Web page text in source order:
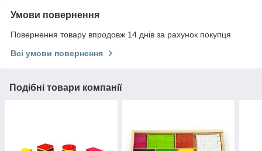
Умови повернення
Повернення товару впродовж 14 днів за рахунок покупця
Всі умови повернення
Подібні товари компанії